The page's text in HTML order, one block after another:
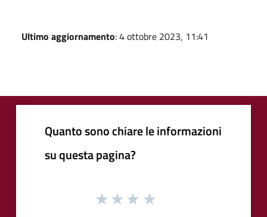
Ultimo aggiornamento: 4 ottobre 2023, 11:41
Quanto sono chiare le informazioni
su questa pagina?